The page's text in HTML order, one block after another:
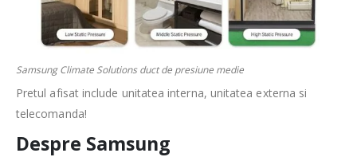
Samsung Climate Solutions duct de presiune medie
Pretul afisat include unitatea interna, unitatea externa si
telecomanda!
Despre Samsung